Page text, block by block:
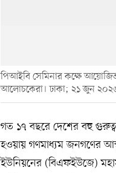
পিআইবি সেমিনার কক্ষে আয়োজিত
আলোচকেরা। ঢাকা; ২১ জুন
গত ১৭ বছরে দেশের বহু
হওয়ায় গণমাধ্যম জনগণের
ইউনিয়নের (বিএফইউজে)